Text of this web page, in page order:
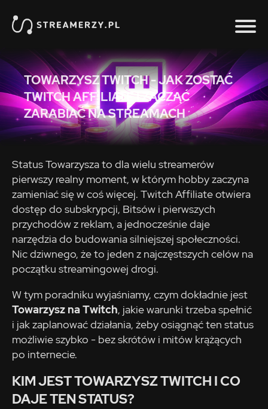
TOWARZYSZ TWITCH - JAK ZOSTAĆ
TWITCH AFFILIATE I ZACZĄĆ
ZARABIAĆ NA STREAMACH
Status Towarzysza to dla wielu streamerów
pierwszy realny moment, w którym hobby zaczyna
zamieniać się w coś więcej. Twitch Affiliate otwiera
dostęp do subskrypcji, Bitsów i pierwszych
przychodów z reklam, a jednocześnie daje
narzędzia do budowania silniejszej społeczności.
Nic dziwnego, że to jeden z najczęstszych celów na
początku streamingowej drogi.
W tym poradniku wyjaśniamy, czym dokładnie jest
Towarzysz na Twitch, jakie warunki trzeba spełnić
i jak zaplanować działania, żeby osiągnąć ten status
możliwie szybko - bez skrótów i mitów krążących
po internecie.
KIM JEST TOWARZYSZ TWITCH I CO
DAJE TEN STATUS?